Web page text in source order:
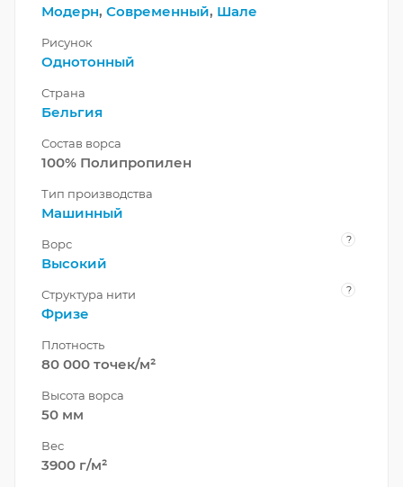
Модерн, Современный, Шале
Рисунок
Однотонный
Страна
Бельгия
Состав ворса
100% Полипропилен
Тип производства
Машинный
Ворс ?
Высокий
Структура нити ?
Фризе
Плотность
80 000 точек/м²
Высота ворса
50 мм
Вес
3900 г/м²